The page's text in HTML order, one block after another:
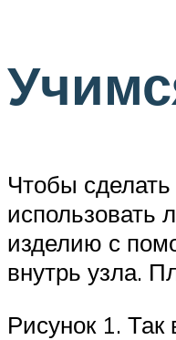
Чтобы сделать
использовать
изделию с
внутрь узла.
Рисунок 1. Так